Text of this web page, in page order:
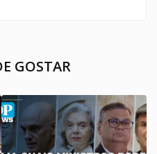
GOSTAR